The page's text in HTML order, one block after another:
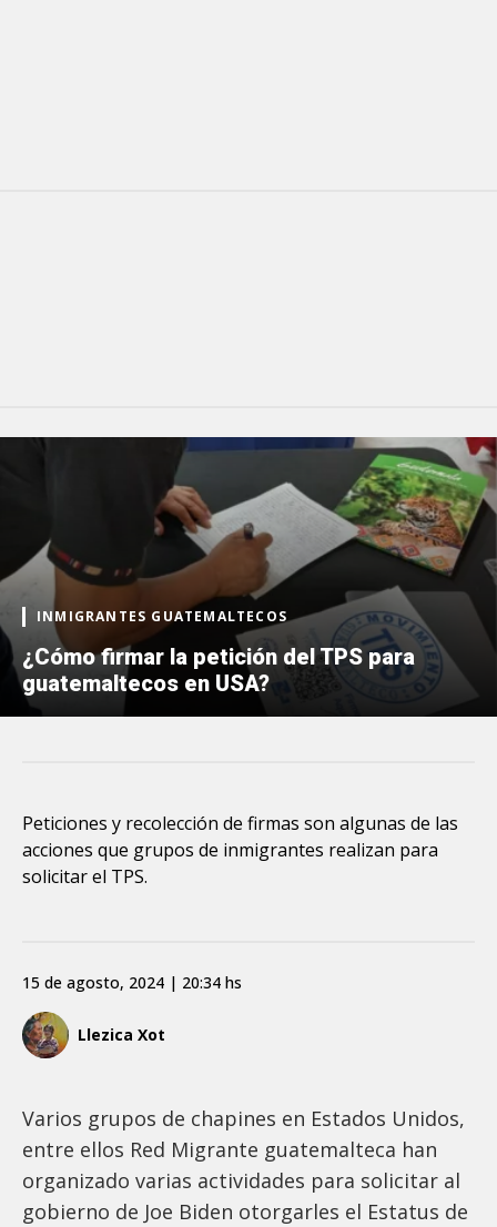
INMIGRANTES GUATEMALTECOS
¿Cómo firmar la petición del TPS para
guatemaltecos en USA?
Peticiones y recolección de firmas son algunas de las
acciones que grupos de inmigrantes realizan para
solicitar el TPS.
Llezica Xot
15 de agosto, 2024 | 20:34 hs
Varios grupos de chapines en Estados Unidos,
entre ellos Red Migrante guatemalteca han
organizado varias actividades para solicitar al
gobierno de Joe Biden otorgarles el Estatus de